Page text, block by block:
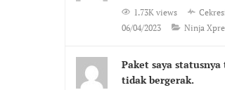
1.73K views
06/04/2023
Ninja
Paket saya
tidak bergerak.